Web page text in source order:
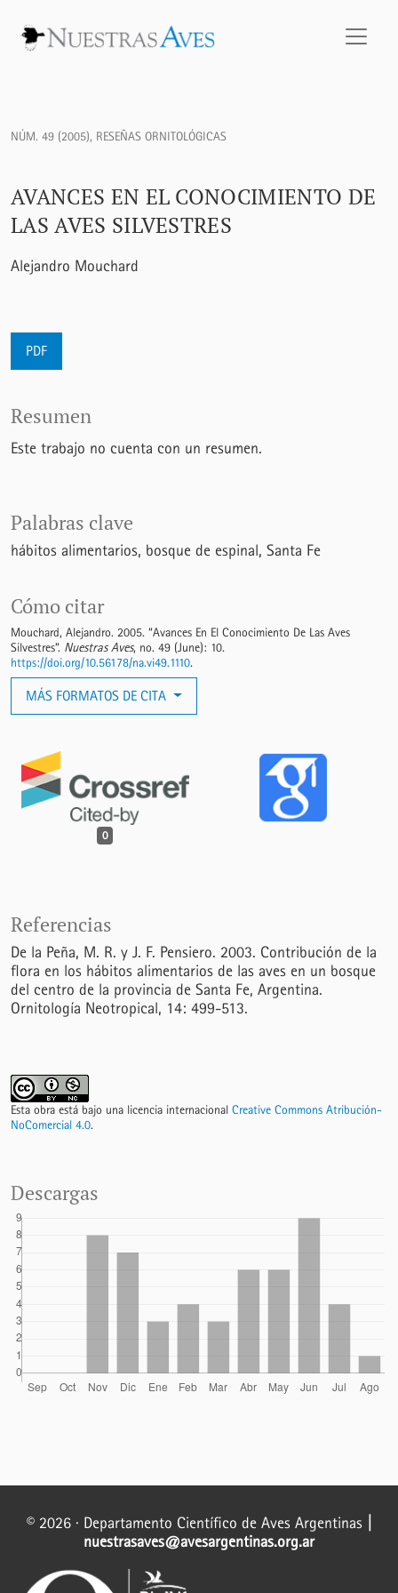
NÚM. 49 (2005), RESEÑAS ORNITOLÓGICAS
AVANCES EN EL CONOCIMIENTO DE
LAS AVES SILVESTRES
Alejandro Mouchard
PDF
Palabras clave
hábitos alimentarios bosque de espinal Santa Fe
Cómo citar
Mouchard, Alejandro. 2005. “Avances En El Conocimiento De Las Aves
Silvestres”. Nuestras Aves, no. 49 (June): 10.
https://doi.org/10.56178/na.vi49.1110.
MÁS FORMATOS DE CITA
0
Resumen
Este trabajo no cuenta con un resumen.
Referencias
De la Peña, M. R. y J. F. Pensiero. 2003. Contribución de la
flora en los hábitos alimentarios de las aves en un bosque
del centro de la provincia de Santa Fe, Argentina.
Ornitología Neotropical, 14: 499-513.
Esta obra está bajo una licencia internacional Creative Commons Atribución-
NoComercial 4.0.
Descargas
© 2026 · Departamento Científico de Aves Argentinas
nuestrasaves@avesargentinas.org.ar